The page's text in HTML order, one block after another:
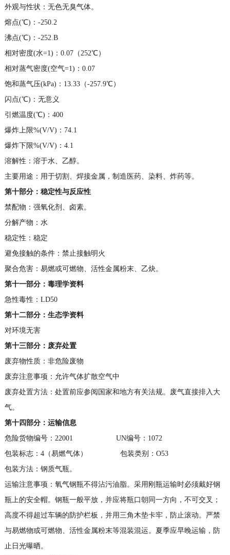
外观与性状：无色无臭气体。
熔点(℃)：-250.2
沸点(℃)：-252.B
相对密度(水=1)：0.07（252℃）
相对蒸气密度(空气=1)：0.07
饱和蒸气压(kPa)：13.33（-257.9℃）
闪点(℃)：无意义
引燃温度(℃)：400
爆炸上限%(V/V)：74.1
爆炸下限%(V/V)：4.1
溶解性：溶于水、乙醇。
主要用途：用于切割、焊接金属，制造医药、染料、炸药等。
第十部分：稳定性与反应性
禁配物：强氧化剂、卤素。
分解产物：水
稳定性：稳定
避免接触的条件：禁止接触明火
聚合危害：易燃或可燃物、活性金属粉末、乙炔。
第十一部分：毒理学资料
急性毒性：LD50
第十二部分：生态学资料
对环境无害
第十三部分：废弃处置
废弃物性质：非危险废物
废弃注意事项：允许气体扩散空气中
废弃处置方法：处置前应参阅国家和地方有关法规。废气直接排入大
气。
第十四部分：运输信息
危险货物编号：22001 UN编号：1072
包装标志：4（易燃气体） 包装类别：O53
包装方法：钢质气瓶。
运输注意事项：氧气钢瓶不得沾污油脂。采用刚瓶运输时必须戴好钢
瓶上的安全帽。钢瓶一般平放，并应将瓶口朝同一方向，不可交叉；
高度不得超过车辆的防护栏板，并用三角木垫卡牢，防止滚动。严禁
与易燃物或可燃物、活性金属粉末等混装混运。夏季应早晚运输，防
止日光曝晒。